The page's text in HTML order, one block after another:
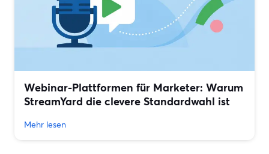
Webinar-Plattformen für Marketer: Warum
StreamYard die clevere Standardwahl ist
Mehr lesen